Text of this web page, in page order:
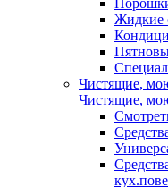
Жидкие
Чистящие,
Чистящие,